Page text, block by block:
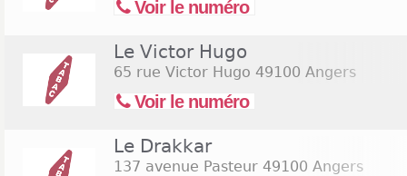
Voir le numéro
Le Victor Hugo
65 rue Victor Hugo 49100 Angers
Voir le numéro
Le Drakkar
137 avenue Pasteur 49100 Angers